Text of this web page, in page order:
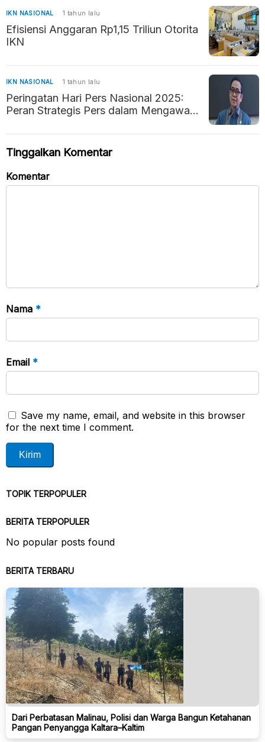
IKN NASIONAL 1 tahun lalu
Efisiensi Anggaran Rp1,15 Triliun Otorita
IKN
IKN NASIONAL 1 tahun lalu
Peringatan Hari Pers Nasional 2025:
Peran Strategis Pers dalam Mengawal
Tinggalkan Komentar
Komentar
Nama *
Email *
Save my name, email, and website in this browser
for the next time I comment.
TOPIK TERPOPULER
BERITA TERPOPULER
No popular posts found
BERITA TERBARU
Dari Perbatasan Malinau, Polisi dan Warga Bangun Ketahanan
Pangan Penyangga Kaltara–Kaltim